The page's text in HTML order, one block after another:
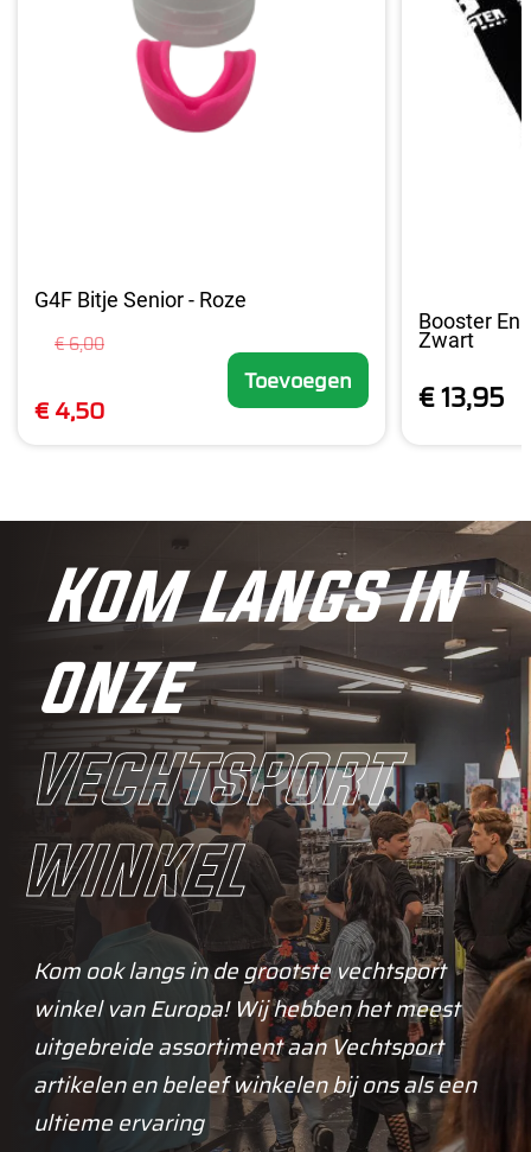
G4F Bitje Senior - Roze
€ 6,00
€ 4,50
Toevoegen
Booster
Zwart
€ 13,95
Kom langs in
onze
vechtsport
winkel
Kom ook langs in de grootste vechtsport
winkel van Europa! Wij hebben het meest
uitgebreide assortiment aan Vechtsport
artikelen en beleef winkelen bij ons als een
ultieme ervaring